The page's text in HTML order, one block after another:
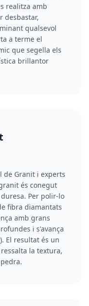
realitza amb
desbastar,
qualsevol
a terme el
que segella els
brillantor
de Granit i experts
és conegut
Per polir-lo
fibra diamantats
amb grans
i s'avança
El resultat és un
la textura,